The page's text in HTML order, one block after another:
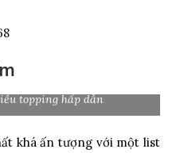
topping hấp dẫn
khá ấn tượng với một list